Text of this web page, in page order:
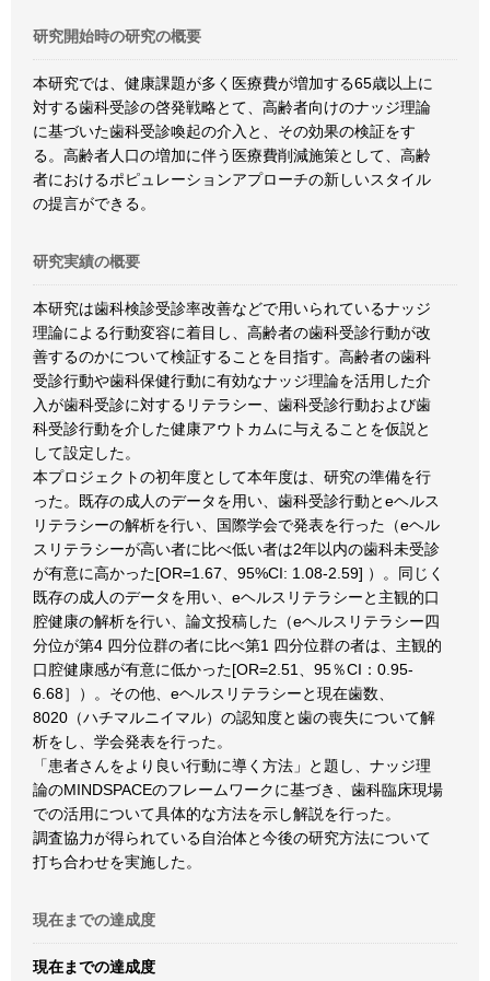
研究開始時の研究の概要
本研究では、健康課題が多く医療費が増加する65歳以上に
対する歯科受診の啓発戦略とて、高齢者向けのナッジ理論
に基づいた歯科受診喚起の介入と、その効果の検証をす
る。高齢者人口の増加に伴う医療費削減施策として、高齢
者におけるポピュレーションアプローチの新しいスタイル
の提言ができる。
研究実績の概要
本研究は歯科検診受診率改善などで用いられているナッジ
理論による行動変容に着目し、高齢者の歯科受診行動が改
善するのかについて検証することを目指す。高齢者の歯科
受診行動や歯科保健行動に有効なナッジ理論を活用した介
入が歯科受診に対するリテラシー、歯科受診行動および歯
科受診行動を介した健康アウトカムに与えることを仮説と
して設定した。
本プロジェクトの初年度として本年度は、研究の準備を行
った。既存の成人のデータを用い、歯科受診行動とeヘルス
リテラシーの解析を行い、国際学会で発表を行った（eヘル
スリテラシーが高い者に比べ低い者は2年以内の歯科未受診
が有意に高かった[OR=1.67、95%CI: 1.08-2.59] ）。同じく
既存の成人のデータを用い、eヘルスリテラシーと主観的口
腔健康の解析を行い、論文投稿した（eヘルスリテラシー四
分位が第4 四分位群の者に比べ第1 四分位群の者は、主観的
口腔健康感が有意に低かった[OR=2.51、95％CI：0.95-
6.68］）。その他、eヘルスリテラシーと現在歯数、
8020（ハチマルニイマル）の認知度と歯の喪失について解
析をし、学会発表を行った。
「患者さんをより良い行動に導く方法」と題し、ナッジ理
論のMINDSPACEのフレームワークに基づき、歯科臨床現場
での活用について具体的な方法を示し解説を行った。
調査協力が得られている自治体と今後の研究方法について
打ち合わせを実施した。
現在までの達成度
現在までの達成度